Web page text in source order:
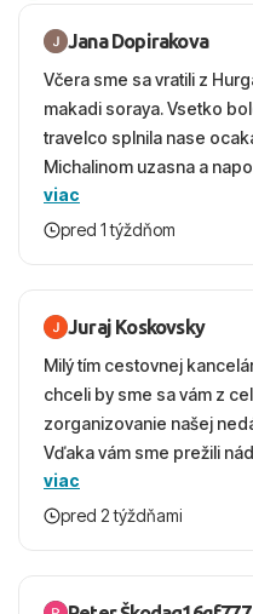
Jana Dopirakova
Včera sme sa vratili z
makadi soraya. Vsetko
travelco splnila nase
Michalinom uzasna a
vecernych hodinach zaco
krasny, cisty. Sluzby top.
viac
pred 1 týždňom
Juraj Koskovsky
Milý tím cestovnej
chceli by sme sa vám z
zorganizovanie našej
Vďaka vám sme prežili
ešte dlho s úsmevom
absolútne hladko – od
bola to trefa do čierneho!
viac
pred 2 týždňami